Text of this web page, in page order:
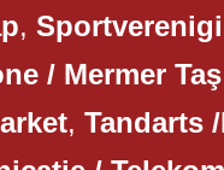
,
/ Mermer Taş
, Tandarts